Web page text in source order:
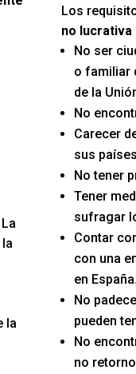
La
la
Los
no lucrativa
No ser
o familiar
de la
No
Carecer
sus
No tener
Tener
sufragar
Contar
con una
en España.
No
pueden
No
no